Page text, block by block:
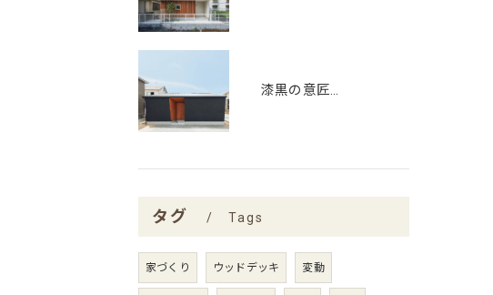
漆黒の意匠と、木目の温もりが響き合う平屋
タグ Tags
家づくり ウッドデッキ 変動